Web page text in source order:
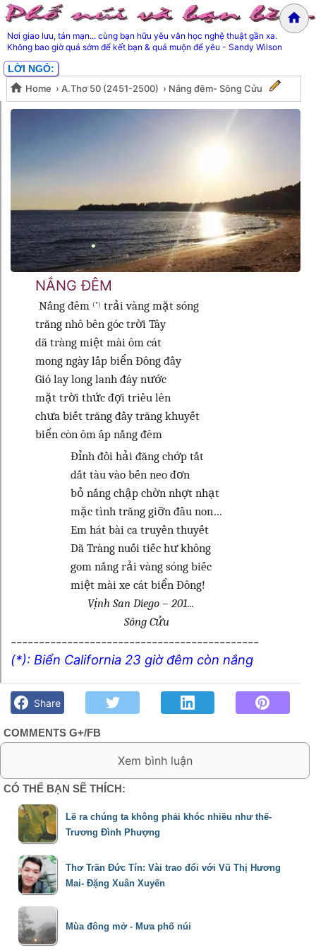
Nơi giao lưu, tản mạn... cùng bạn hữu yêu văn học nghệ thuật gần xa.
Không bao giờ quá sớm để kết bạn & quá muộn để yêu - Sandy Wilson
LỜI NGỎ:
Home › A.Thơ 50 (2451-2500) › Nắng đêm- Sông Cửu
Nắng đêm- Sông Cửu
NẮNG ĐÊM
Nắng đêm (*) trải vàng mặt sóng
trăng nhô bên góc trời Tây
dã tràng miệt mài ôm cát
mong ngày lấp biển Đông đầy
Gió lay long lanh đáy nước
mặt trời thức đợi triều lên
chưa biết trăng đầy trăng khuyết
biển còn ôm ấp nắng đêm
Đỉnh đồi hải đăng chớp tắt
dắt tàu vào bến neo đơn
bỏ nắng chập chờn nhợt nhạt
mặc tình trăng giỡn đầu non…
Em hát bài ca truyền thuyết
Dã Tràng nuối tiếc hư không
gom nắng rải vàng sóng biếc
miệt mài xe cát biển Đông!
Vịnh San Diego – 201...
Sông Cửu
--------------------------------------------
(*): Biển California 23 giờ đêm còn nắng
gì để nhớ!
Share
COMMENTS G+/FB
0 Comment:
CÓ THỂ BẠN SẼ THÍCH:
Lẽ ra chúng ta không phải khóc nhiều như thế-
Trương Đình Phượng
Thơ Trần Đức Tín: Vài trao đổi với Vũ Thị Hương
Mai- Đặng Xuân Xuyến
Mùa đông mở - Mưa phố núi